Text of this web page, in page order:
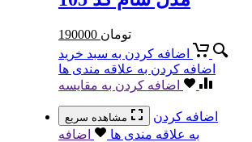
190000 تومان
اضافه کردن به سبد خرید
اضافه کردن به علاقه مندی ها
اضافه کردن به مقایسه
مشاهده سریع
اضافه کردن
به علاقه مندی ها
اضافه